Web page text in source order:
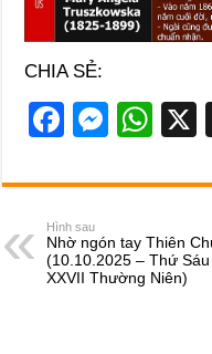
CHIA SẺ:
F
c
e
b
o
M
ss
n
g
W
at
A
p
Hình sau
Nhờ ngón tay Thiên
(10.10.2025 – Thứ Sáu
XXVII Thường Niên)